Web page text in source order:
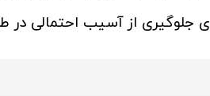
جلوگیری از آسیب احتمالی در